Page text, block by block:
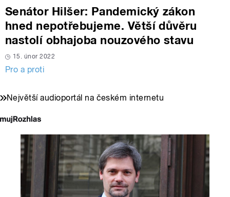
Senátor Hilšer: Pandemický zákon
hned nepotřebujeme. Větší důvěru
nastolí obhajoba nouzového stavu
15. únor 2022
Pro a proti
Největší audioportál na českém internetu